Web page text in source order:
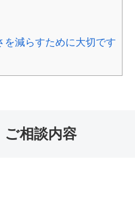
を減らすために大切です
相談内容